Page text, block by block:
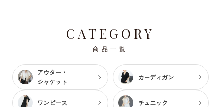
CATEGORY
商品一覧
アウター・
ジャケット
カーディガン
ワンピース チュニック